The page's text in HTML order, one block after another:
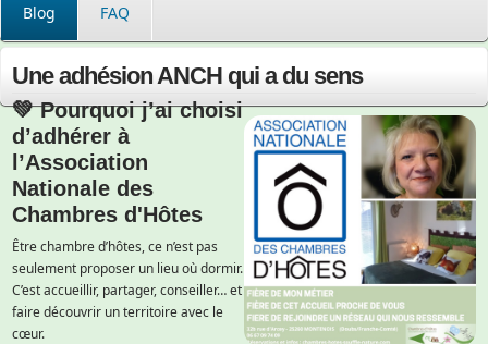
Blog FAQ
Une adhésion ANCH qui a du sens
💚 Pourquoi j’ai choisi
d’adhérer à
l’Association
Nationale des
Chambres d'Hôtes
Être chambre d’hôtes, ce n’est pas
seulement proposer un lieu où dormir.
C’est accueillir, partager, conseiller… et
faire découvrir un territoire avec le
cœur.